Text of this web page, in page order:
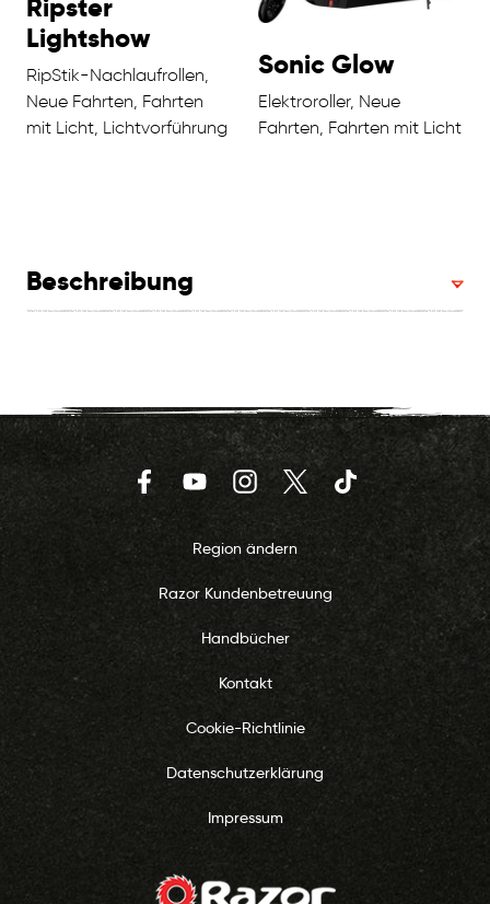
Lightshow
RipStik-Nachlaufrollen,
Neue Fahrten, Fahrten
mit Licht, Lichtvorführung
Sonic Glow
Elektroroller, Neue
Fahrten, Fahrten mit Licht
Beschreibung
FacebookYouTubeInstagram
Twitter TikTok
Region ändern
Razor Kundenbetreuung
Handbücher
Kontakt
Cookie-Richtlinie
Datenschutzerklärung
Impressum